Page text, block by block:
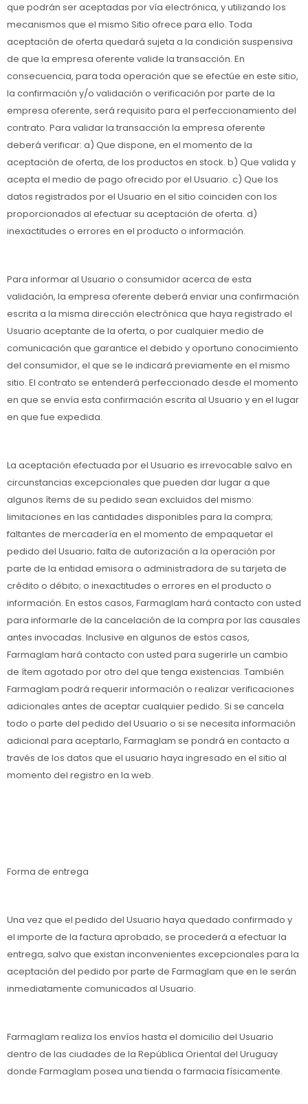
que podrán ser aceptadas por vía electrónica, y utilizando los
mecanismos que el mismo Sitio ofrece para ello. Toda
aceptación de oferta quedará sujeta a la condición suspensiva
de que la empresa oferente valide la transacción. En
consecuencia, para toda operación que se efectúe en este sitio,
la confirmación y/o validación o verificación por parte de la
empresa oferente, será requisito para el perfeccionamiento del
contrato. Para validar la transacción la empresa oferente
deberá verificar: a) Que dispone, en el momento de la
aceptación de oferta, de los productos en stock. b) Que valida y
acepta el medio de pago ofrecido por el Usuario. c) Que los
datos registrados por el Usuario en el sitio coinciden con los
proporcionados al efectuar su aceptación de oferta. d)
inexactitudes o errores en el producto o información.
Para informar al Usuario o consumidor acerca de esta
validación, la empresa oferente deberá enviar una confirmación
escrita a la misma dirección electrónica que haya registrado el
Usuario aceptante de la oferta, o por cualquier medio de
comunicación que garantice el debido y oportuno conocimiento
del consumidor, el que se le indicará previamente en el mismo
sitio. El contrato se entenderá perfeccionado desde el momento
en que se envía esta confirmación escrita al Usuario y en el lugar
en que fue expedida.
La aceptación efectuada por el Usuario es irrevocable salvo en
circunstancias excepcionales que pueden dar lugar a que
algunos ítems de su pedido sean excluidos del mismo:
limitaciones en las cantidades disponibles para la compra;
faltantes de mercadería en el momento de empaquetar el
pedido del Usuario; falta de autorización a la operación por
parte de la entidad emisora o administradora de su tarjeta de
crédito o débito; o inexactitudes o errores en el producto o
información. En estos casos, Farmaglam hará contacto con usted
para informarle de la cancelación de la compra por las causales
antes invocadas. Inclusive en algunos de estos casos,
Farmaglam hará contacto con usted para sugerirle un cambio
de ítem agotado por otro del que tenga existencias. También
Farmaglam podrá requerir información o realizar verificaciones
adicionales antes de aceptar cualquier pedido. Si se cancela
todo o parte del pedido del Usuario o si se necesita información
adicional para aceptarlo, Farmaglam se pondrá en contacto a
través de los datos que el usuario haya ingresado en el sitio al
momento del registro en la web.
Forma de entrega
Una vez que el pedido del Usuario haya quedado confirmado y
el importe de la factura aprobado, se procederá a efectuar la
entrega, salvo que existan inconvenientes excepcionales para la
aceptación del pedido por parte de Farmaglam que en le serán
inmediatamente comunicados al Usuario.
Farmaglam realiza los envíos hasta el domicilio del Usuario
dentro de las ciudades de la República Oriental del Uruguay
donde Farmaglam posea una tienda o farmacia físicamente.